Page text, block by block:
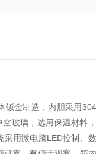
钣金制造，内胆采用304
玻璃，选用保温材料，
采用微电脑LED控制、数